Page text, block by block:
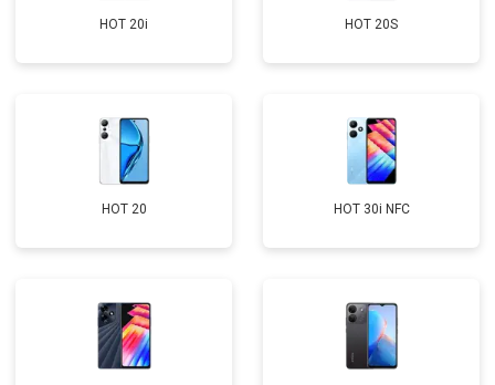
HOT 20i HOT 20S
HOT 20 HOT 30i NFC